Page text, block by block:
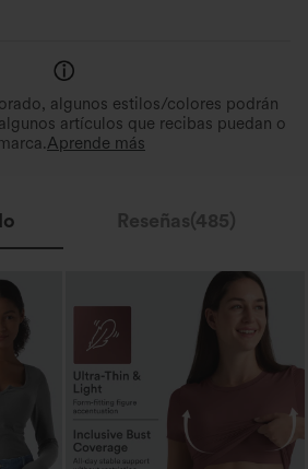
algunos estilos/colores podrán
artículos que recibas puedan o
Aprende más
Reseñas(485)